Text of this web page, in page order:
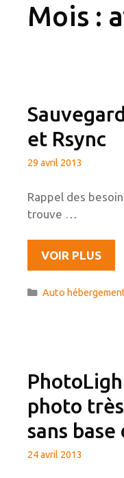
Mois :
et Rsync
29 avril 2013
Rappel des
trouve …
VOIR PLUS
ET
Catégories
Auto
photo
sans base
24 avril 2013